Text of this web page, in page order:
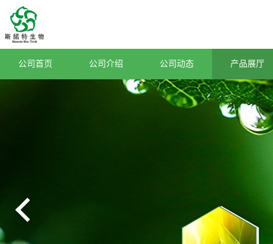
公司首页 公司介绍 公司动态 产品展厅